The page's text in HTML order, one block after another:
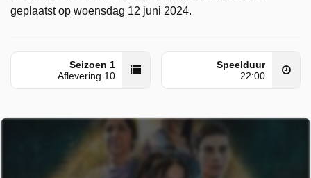
geplaatst op woensdag 12 juni 2024.
Seizoen 1
Aflevering 10
Speelduur
22:00